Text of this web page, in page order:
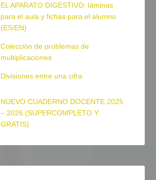
EL APARATO DIGESTIVO: láminas
para el aula y fichas para el alumno
(ES/EN)
Colección de problemas de
multiplicaciones
Divisiones entre una cifra
NUEVO CUADERNO DOCENTE 2025
– 2026 (SUPERCOMPLETO Y
GRATIS)